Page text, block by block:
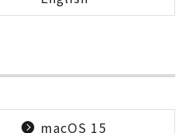
macOS 15